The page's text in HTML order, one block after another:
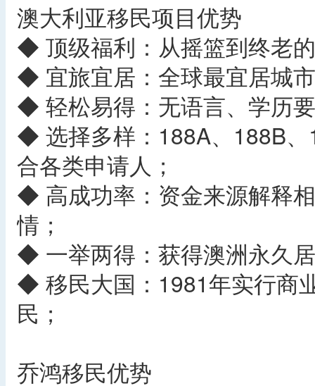
澳大利亚移民项目优势
◆ 顶级福利：从摇篮到终老
◆ 宜旅宜居：全球最宜居城
◆ 轻松易得：无语言、学历
◆ 选择多样：188A、188B
合各类申请人；
◆ 高成功率：资金来源解释
情；
◆ 一举两得：获得澳洲永久
◆ 移民大国：1981年实行商
民；
乔鸿移民优势